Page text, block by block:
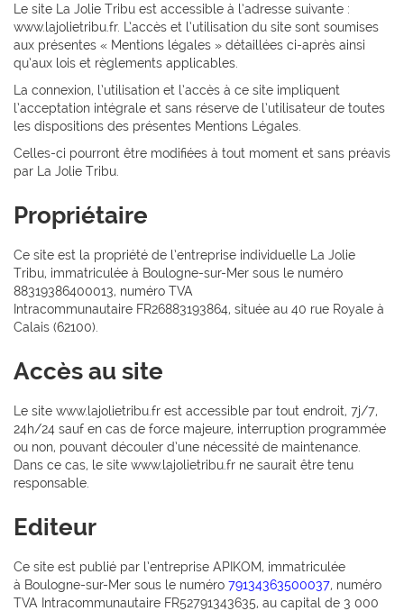
Le site La Jolie Tribu est accessible à l’adresse suivante :
www.lajolietribu.fr. L’accès et l’utilisation du site sont soumises
aux présentes « Mentions légales » détaillées ci-après ainsi
qu’aux lois et règlements applicables.
La connexion, l’utilisation et l’accès à ce site impliquent
l’acceptation intégrale et sans réserve de l’utilisateur de toutes
les dispositions des présentes Mentions Légales.
Celles-ci pourront être modifiées à tout moment et sans préavis
par La Jolie Tribu.
Propriétaire
Ce site est la propriété de l’entreprise individuelle La Jolie
Tribu, immatriculée à Boulogne-sur-Mer sous le numéro
88319386400013, numéro TVA
Intracommunautaire FR26883193864, située au 40 rue Royale à
Calais (62100).
Accès au site
Le site www.lajolietribu.fr est accessible par tout endroit, 7j/7,
24h/24 sauf en cas de force majeure, interruption programmée
ou non, pouvant découler d’une nécessité de maintenance.
Dans ce cas, le site www.lajolietribu.fr ne saurait être tenu
responsable.
Editeur
Ce site est publié par l’entreprise APIKOM, immatriculée
à Boulogne-sur-Mer sous le numéro 79134363500037, numéro
TVA Intracommunautaire FR52791343635, au capital de 3 000